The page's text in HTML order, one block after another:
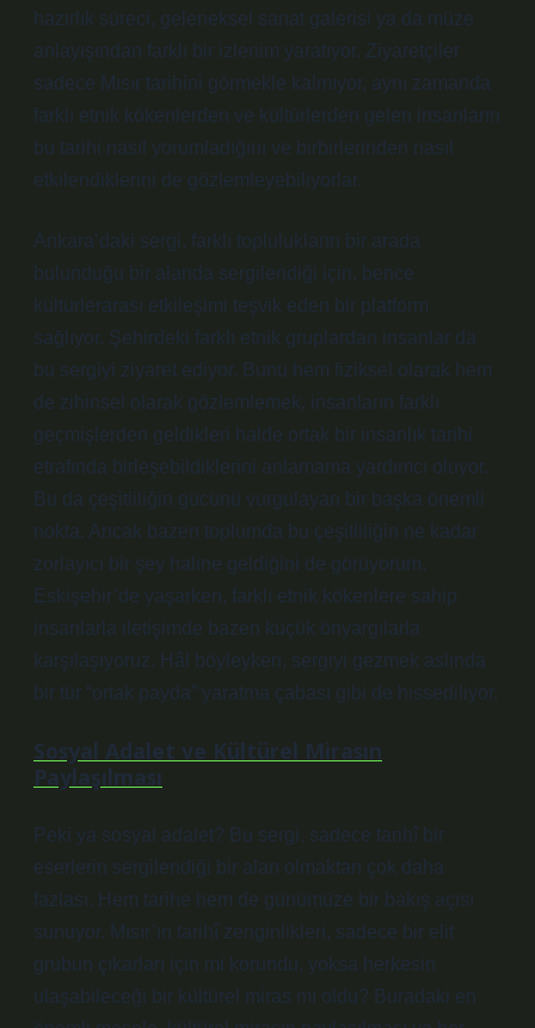
hazırlık süreci, geleneksel sanat galerisi ya da müze
anlayışından farklı bir izlenim yaratıyor. Ziyaretçiler
sadece Mısır tarihini görmekle kalmıyor, aynı zamanda
farklı etnik kökenlerden ve kültürlerden gelen insanların
bu tarihi nasıl yorumladığını ve birbirlerinden nasıl
etkilendiklerini de gözlemleyebiliyorlar.
Ankara’daki sergi, farklı toplulukların bir arada
bulunduğu bir alanda sergilendiği için, bence
kültürlerarası etkileşimi teşvik eden bir platform
sağlıyor. Şehirdeki farklı etnik gruplardan insanlar da
bu sergiyi ziyaret ediyor. Bunu hem fiziksel olarak hem
de zihinsel olarak gözlemlemek, insanların farklı
geçmişlerden geldikleri halde ortak bir insanlık tarihi
etrafında birleşebildiklerini anlamama yardımcı oluyor.
Bu da çeşitliliğin gücünü vurgulayan bir başka önemli
nokta. Ancak bazen toplumda bu çeşitliliğin ne kadar
zorlayıcı bir şey haline geldiğini de görüyorum.
Eskişehir’de yaşarken, farklı etnik kökenlere sahip
insanlarla iletişimde bazen küçük önyargılarla
karşılaşıyoruz. Hâl böyleyken, sergiyi gezmek aslında
bir tür “ortak payda” yaratma çabası gibi de hissediliyor.
Sosyal Adalet ve Kültürel Mirasın
Paylaşılması
Peki ya sosyal adalet? Bu sergi, sadece tarihî bir
eserlerin sergilendiği bir alan olmaktan çok daha
fazlası. Hem tarihe hem de günümüze bir bakış açısı
sunuyor. Mısır’ın tarihî zenginlikleri, sadece bir elit
grubun çıkarları için mi korundu, yoksa herkesin
ulaşabileceği bir kültürel miras mı oldu? Buradaki en